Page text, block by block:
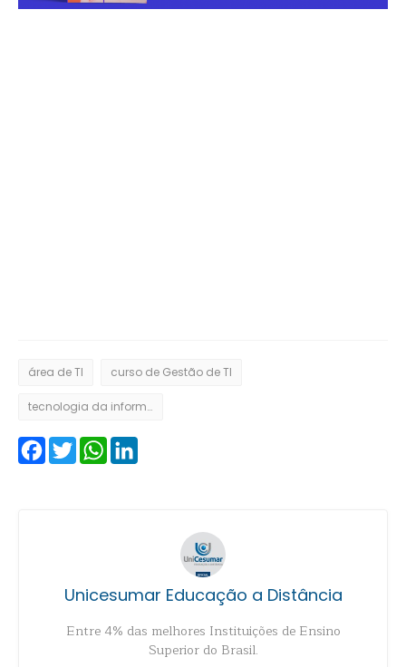
área de TI curso de Gestão de TI
tecnologia da informação
FacebookTwitterWhatsApp
Unicesumar Educação a Distância
Entre 4% das melhores Instituições de Ensino
Superior do Brasil.